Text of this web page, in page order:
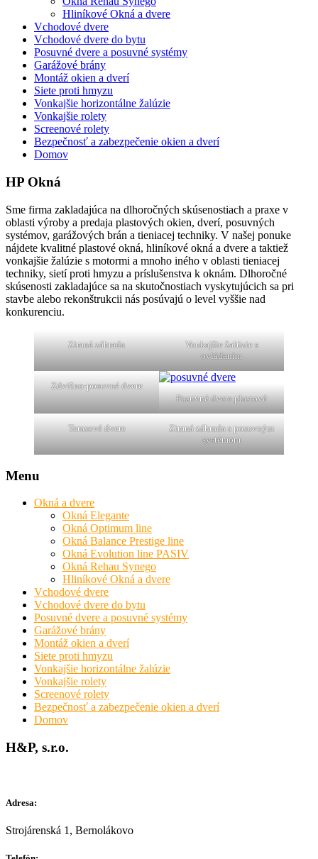
Hliníkové Okná a dvere
Vchodové dvere
Vchodové dvere do bytu
Posuvné dvere a posuvné systémy
Garážové brány
Montáž okien a dverí
Siete proti hmyzu
Vonkajšie horizontálne žalúzie
Vonkajšie rolety
Screenové rolety
Bezpečnosť a zabezpečenie okien a dverí
Domov
HP Okná
Sme firma zakladajúca na dlhoročných skúsenostiach a praxe v
oblasti výroby a predaja plastových okien, dverí, posuvných
systémov, garážových brán a tieniacej techniky. V našej ponuke
nájdete kvalitné plastové okná, hliníkové okná a dvere a taktiež
vonkajšie žalúzie s motormi a mnoho iného v oblasti tieniacej
techniky, sietí proti hmyzu a príslušenstva k oknám. Dlhoročné
skúsenosti zakladajúce sa na skutočnostiach vyskytujúcich sa pri
stavbe alebo rekonštrukcii nás posúvajú o level vyššie nad
konkurenciu.
Zimná záhrada
Vonkajšie žalúzie s
ovládaním
Zdvižno-posuvné dvere
Posuvné dvere plastové
Terasové dvere
Zimná záhrada s posuvným
systémom
Menu
Okná a dvere
Okná Elegante
Okná Optimum line
Okná Balance Prestige line
Okná Evolution line PASIV
Okná Rehau Synego
Hliníkové Okná a dvere
Vchodové dvere
Vchodové dvere do bytu
Posuvné dvere a posuvné systémy
Garážové brány
Montáž okien a dverí
Siete proti hmyzu
Vonkajšie horizontálne žalúzie
Vonkajšie rolety
Screenové rolety
Bezpečnosť a zabezpečenie okien a dverí
Domov
H&P, s.r.o.
Adresa:
Strojárenská 1, Bernolákovo